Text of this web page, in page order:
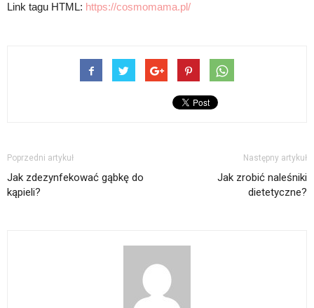
Link tagu HTML: https://cosmomama.pl/
Poprzedni artykuł
Jak zdezynfekować gąbkę do
kąpieli?
Następny artykuł
Jak zrobić naleśniki
dietetyczne?